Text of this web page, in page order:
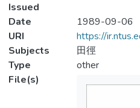
Issued
Date
1989-09-06
URI
https://
Subjects
田徑
Type
other
File(s)